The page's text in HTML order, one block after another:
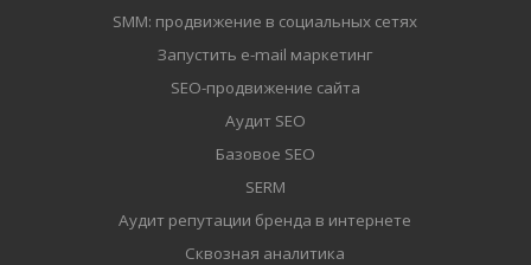
SMM: продвижение в социальных сетях
Запустить e-mail маркетинг
SEO-продвижение сайта
Аудит SEO
Базовое SEO
SERM
Аудит репутации бренда в интернете
Сквозная аналитика